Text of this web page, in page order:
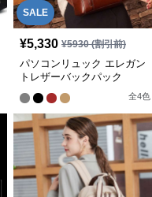
SALE
¥5,330 ¥5930(割引前)
パソコンリュック エレガン
トレザーバックパック
全4色